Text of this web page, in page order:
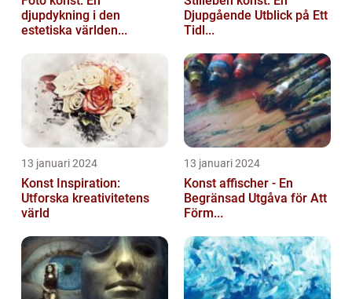
djupdykning i den
estetiska världen...
Djupgående Utblick på Ett
Tidl...
13 januari 2024
Konst Inspiration:
Utforska kreativitetens
värld
13 januari 2024
Konst affischer - En
Begränsad Utgåva för Att
Förm...